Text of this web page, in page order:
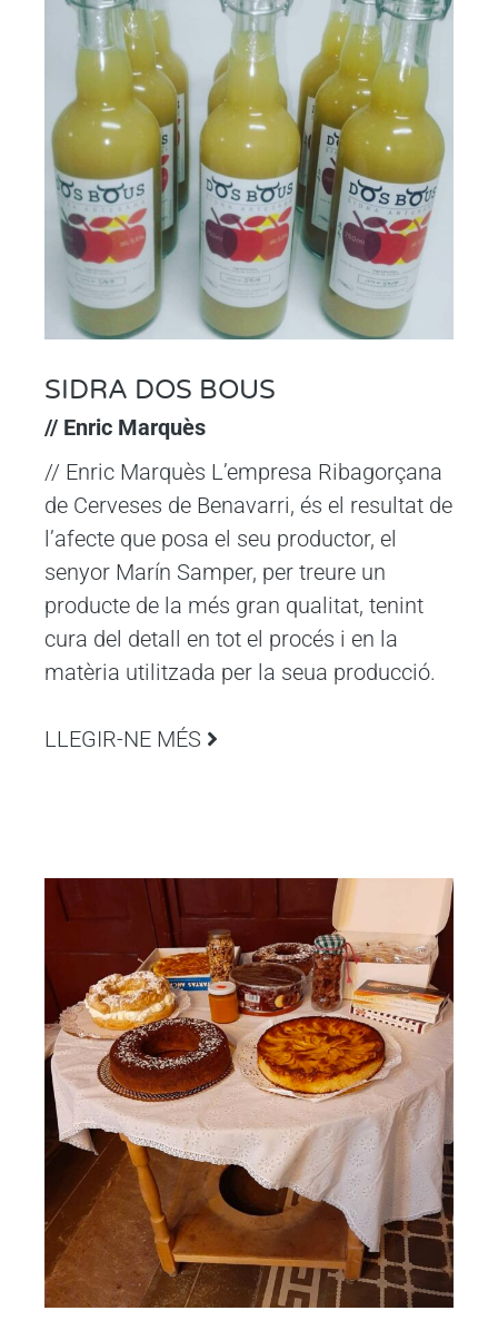
SIDRA DOS BOUS
// Enric Marquès
// Enric Marquès L’empresa Ribagorçana
de Cerveses de Benavarri, és el resultat de
l’afecte que posa el seu productor, el
senyor Marín Samper, per treure un
producte de la més gran qualitat, tenint
cura del detall en tot el procés i en la
matèria utilitzada per la seua producció.
LLEGIR-NE MÉS